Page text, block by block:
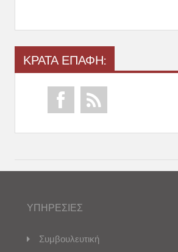
ΚΡΑΤΑ ΕΠΑΦΗ:
ΥΠΗΡΕΣΙΕΣ
Συμβουλευτική